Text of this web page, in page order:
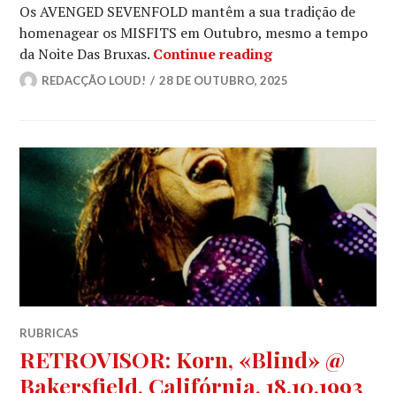
Os AVENGED SEVENFOLD mantêm a sua tradição de
homenagear os MISFITS em Outubro, mesmo a tempo
da Noite Das Bruxas. Continue readingAVENGED
REDACÇÃO LOUD! 28 DE OUTUBRO, 2025
RUBRICAS
RETROVISOR: Korn, «Blind» @
Bakersfield, Califórnia, 18.10.1993